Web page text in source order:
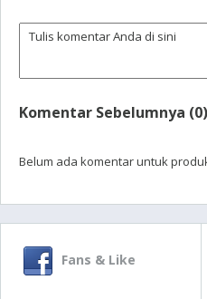
Komentar Sebelumnya (0)
Belum ada komentar untuk
Fans & Like